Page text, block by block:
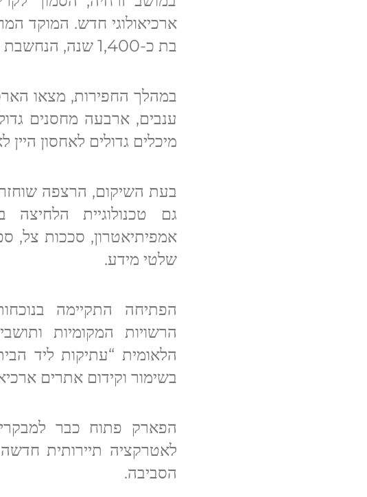
ארכיאולוגי חדש. המוקד
בת כ-1,400 שנה, הנחשבת לאחת המרשימות שנחשפו באזור זה.
במהלך החפירות, מצאו
ענבים, ארבעה מחסנים
מיכלים גדולים לאחסון
בעת השיקום, הרצפה
גם טכנולוגיית
אמפיתיאטרון, סככות צל,
שלטי מידע.
הפתיחה התקיימה
הרשויות המקומיות
הלאומית “עתיקות ליד
בשימור וקידום אתרים
לאטרקציה תיירותית חדשה
הסביבה.